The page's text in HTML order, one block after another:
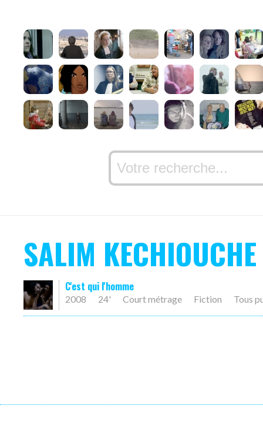
SALIM KECHIOUCHE
C'est qui l'homme
2008 24' Court métrage Fiction Tous